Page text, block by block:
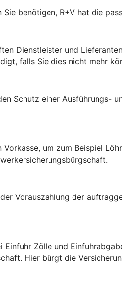
benötigen, R+V hat die
Dienstleister und
falls Sie dies nicht mehr
Schutz einer Ausführungs-
um zum Beispiel
Vorauszahlung der
Zölle und
Hier bürgt die